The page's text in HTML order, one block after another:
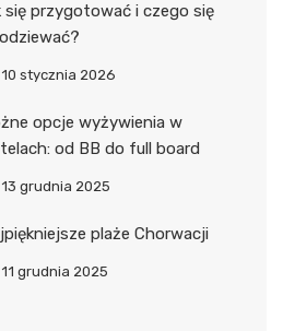
się przygotować i czego się
10 stycznia 2026
opcje wyżywienia w
od BB do full board
13 grudnia 2025
plaże Chorwacji
11 grudnia 2025